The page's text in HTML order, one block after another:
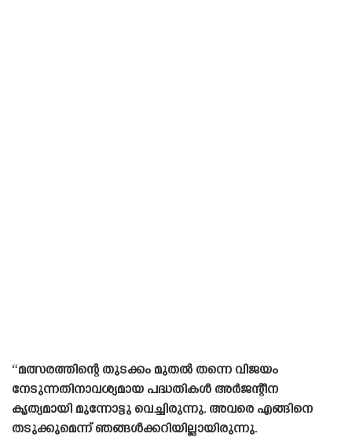
“മത്സരത്തിന്റെ തുടക്കം മുതൽ തന്നെ വിജയം
നേടുന്നതിനാവശ്യമായ പദ്ധതികൾ അർജന്റീന
കൃത്യമായി മുന്നോട്ടു വെച്ചിരുന്നു. അവരെ എങ്ങിനെ
തടുക്കുമെന്ന് ഞങ്ങൾക്കറിയില്ലായിരുന്നു.